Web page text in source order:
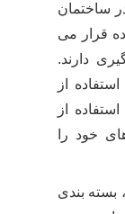
ساختمان
قرار می
دارند.
از
از
خود را
بسته بندی